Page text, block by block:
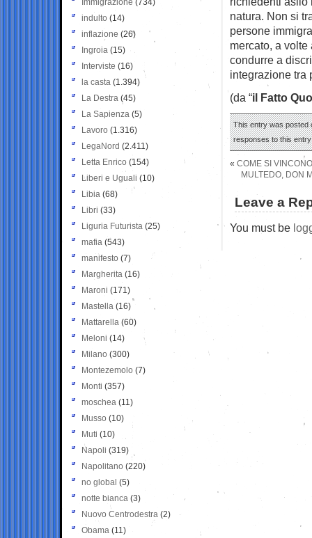
natura. Non si
persone
mercato, a
condurre a
integrazione tra
(da “il Fatto
This entry was posted
responses to this
« COME SI
MULTEDO, DON
Leave a
You must be
Immigrazione (734)
indulto (14)
inflazione (26)
Ingroia (15)
Interviste (16)
la casta (1.394)
La Destra (45)
La Sapienza (5)
Lavoro (1.316)
LegaNord (2.411)
Letta Enrico (154)
Liberi e Uguali (10)
Libia (68)
Libri (33)
Liguria Futurista (25)
mafia (543)
manifesto (7)
Margherita (16)
Maroni (171)
Mastella (16)
Mattarella (60)
Meloni (14)
Milano (300)
Montezemolo (7)
Monti (357)
moschea (11)
Musso (10)
Muti (10)
Napoli (319)
Napolitano (220)
no global (5)
notte bianca (3)
Nuovo Centrodestra (2)
Obama (11)